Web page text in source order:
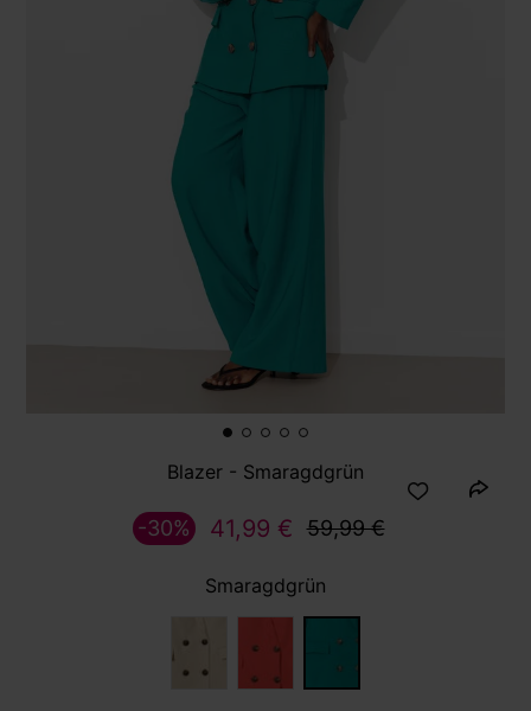
Blazer - Smaragdgrün
41,99 € 59,99 €
-30%
Smaragdgrün